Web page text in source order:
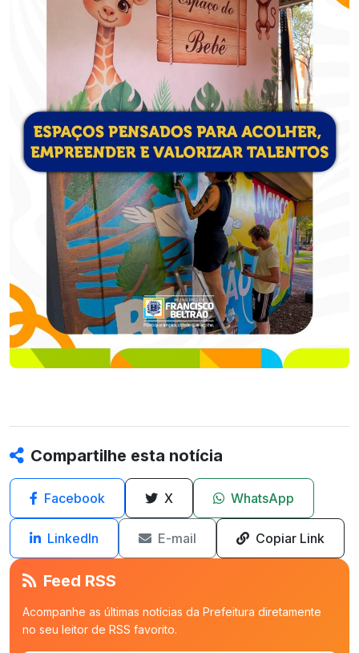
Compartilhe esta notícia
Facebook X WhatsApp
LinkedIn E-mail Copiar Link
Feed RSS
Acompanhe as últimas notícias da Prefeitura diretamente
no seu leitor de RSS favorito.